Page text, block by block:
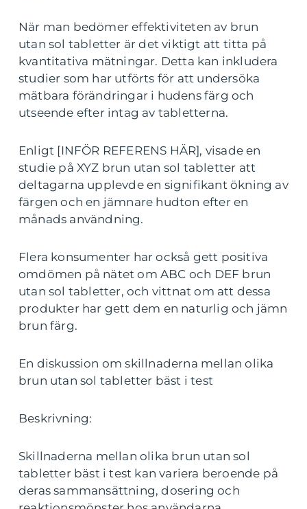
När man bedömer effektiviteten av brun
utan sol tabletter är det viktigt att titta på
kvantitativa mätningar. Detta kan inkludera
studier som har utförts för att undersöka
mätbara förändringar i hudens färg och
utseende efter intag av tabletterna.
Enligt [INFÖR REFERENS HÄR], visade en
studie på XYZ brun utan sol tabletter att
deltagarna upplevde en signifikant ökning av
färgen och en jämnare hudton efter en
månads användning.
Flera konsumenter har också gett positiva
omdömen på nätet om ABC och DEF brun
utan sol tabletter, och vittnat om att dessa
produkter har gett dem en naturlig och jämn
brun färg.
En diskussion om skillnaderna mellan olika
brun utan sol tabletter bäst i test
Beskrivning:
Skillnaderna mellan olika brun utan sol
tabletter bäst i test kan variera beroende på
deras sammansättning, dosering och